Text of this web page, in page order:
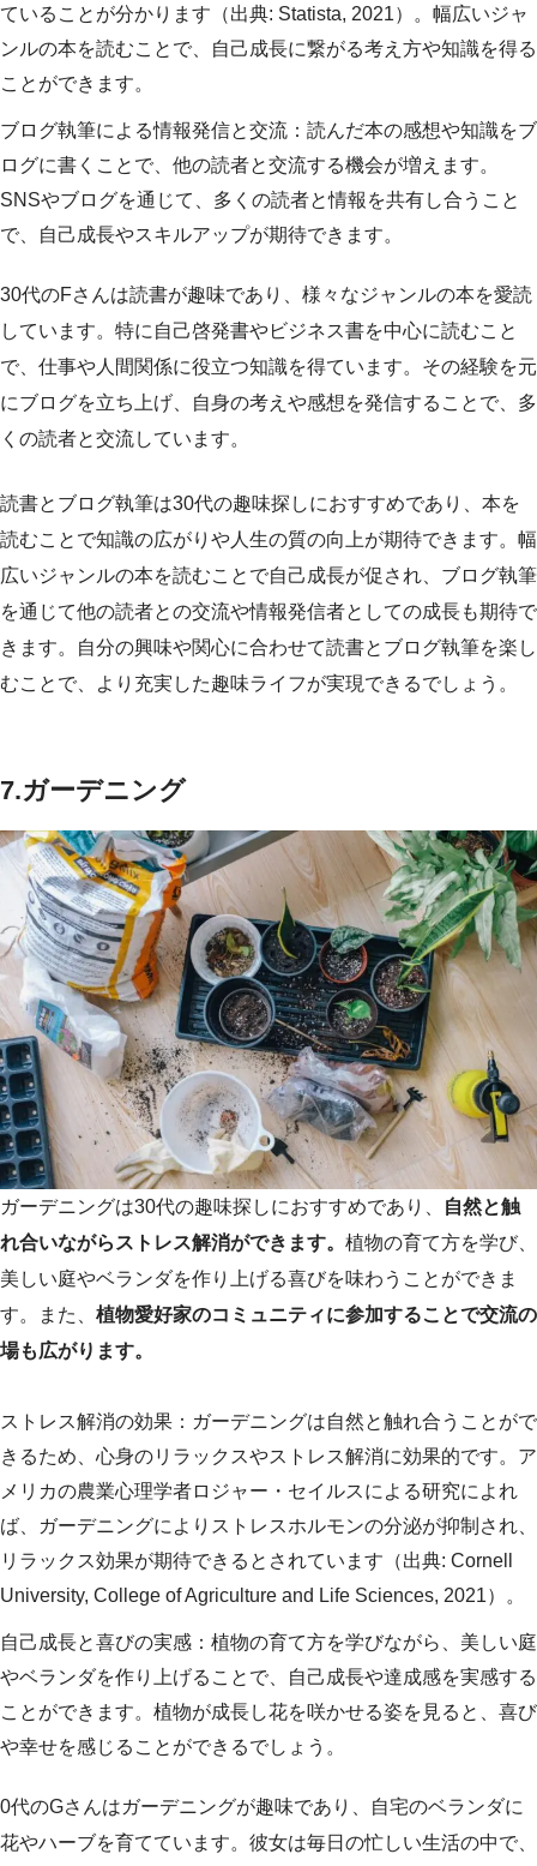
ていることが分かります（出典: Statista, 2021）。幅広いジャ
ンルの本を読むことで、自己成長に繋がる考え方や知識を得る
ことができます。
ブログ執筆による情報発信と交流：読んだ本の感想や知識をブ
ログに書くことで、他の読者と交流する機会が増えます。
SNSやブログを通じて、多くの読者と情報を共有し合うこと
で、自己成長やスキルアップが期待できます。
30代のFさんは読書が趣味であり、様々なジャンルの本を愛読
しています。特に自己啓発書やビジネス書を中心に読むこと
で、仕事や人間関係に役立つ知識を得ています。その経験を元
にブログを立ち上げ、自身の考えや感想を発信することで、多
くの読者と交流しています。
読書とブログ執筆は30代の趣味探しにおすすめであり、本を
読むことで知識の広がりや人生の質の向上が期待できます。幅
広いジャンルの本を読むことで自己成長が促され、ブログ執筆
を通じて他の読者との交流や情報発信者としての成長も期待で
きます。自分の興味や関心に合わせて読書とブログ執筆を楽し
むことで、より充実した趣味ライフが実現できるでしょう。
7.ガーデニング
ガーデニングは30代の趣味探しにおすすめであり、
自然と触
れ合いながらストレス解消ができます。 植物の育て方を学び、
美しい庭やベランダを作り上げる喜びを味わうことができま
す。また、 植物愛好家のコミュニティに参加することで交流の
場も広がります。
ストレス解消の効果：ガーデニングは自然と触れ合うことがで
きるため、心身のリラックスやストレス解消に効果的です。ア
メリカの農業心理学者ロジャー・セイルスによる研究によれ
ば、ガーデニングによりストレスホルモンの分泌が抑制され、
リラックス効果が期待できるとされています（出典: Cornell
University, College of Agriculture and Life Sciences, 2021）。
自己成長と喜びの実感：植物の育て方を学びながら、美しい庭
やベランダを作り上げることで、自己成長や達成感を実感する
ことができます。植物が成長し花を咲かせる姿を見ると、喜び
や幸せを感じることができるでしょう。
0代のGさんはガーデニングが趣味であり、自宅のベランダに
花やハーブを育てています。彼女は毎日の忙しい生活の中で、